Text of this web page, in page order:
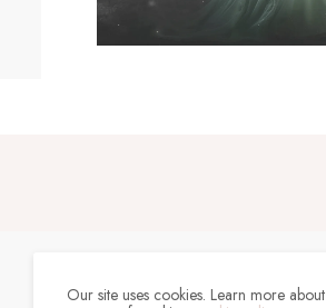
Our site uses cookies. Learn more about